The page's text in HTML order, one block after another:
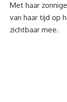
Met haar
van haar tijd op
zichtbaar mee.